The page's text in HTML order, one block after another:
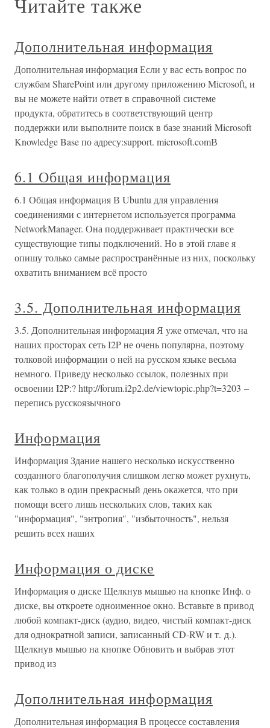
Дополнительная информация
Дополнительная информация Если у вас есть вопрос по
службам SharePoint или другому приложению Microsoft, и
вы не можете найти ответ в справочной системе
продукта, обратитесь в соответствующий центр
поддержки или выполните поиск в базе знаний Microsoft
Knowledge Base по адресу:support. microsoft.comВ
6.1 Общая информация
6.1 Общая информация В Ubuntu для управления
соединениями с интернетом используется программа
NetworkManager. Она поддерживает практически все
существующие типы подключений. Но в этой главе я
опишу только самые распространённые из них, поскольку
охватить вниманием всё просто
3.5. Дополнительная информация
3.5. Дополнительная информация Я уже отмечал, что на
наших просторах сеть I2P не очень популярна, поэтому
толковой информации о ней на русском языке весьма
немного. Приведу несколько ссылок, полезных при
освоении I2P:? http://forum.i2p2.de/viewtopic.php?t=3203 –
перепись русскоязычного
Информация
Информация Здание нашего несколько искусственно
созданного благополучия слишком легко может рухнуть,
как только в один прекрасный день окажется, что при
помощи всего лишь нескольких слов, таких как
"информация", "энтропия", "избыточность", нельзя
решить всех наших
Информация о диске
Информация о диске Щелкнув мышью на кнопке Инф. о
диске, вы откроете одноименное окно. Вставьте в привод
любой компакт-диск (аудио, видео, чистый компакт-диск
для однократной записи, записанный CD-RW и т. д.).
Щелкнув мышью на кнопке Обновить и выбрав этот
привод из
Дополнительная информация
Дополнительная информация В процессе составления